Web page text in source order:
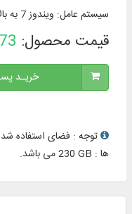
سیستم عامل: ویندوز 7 به بالا
قیمت محصول:
خریـد
ها : ‎230 GB می باشد.